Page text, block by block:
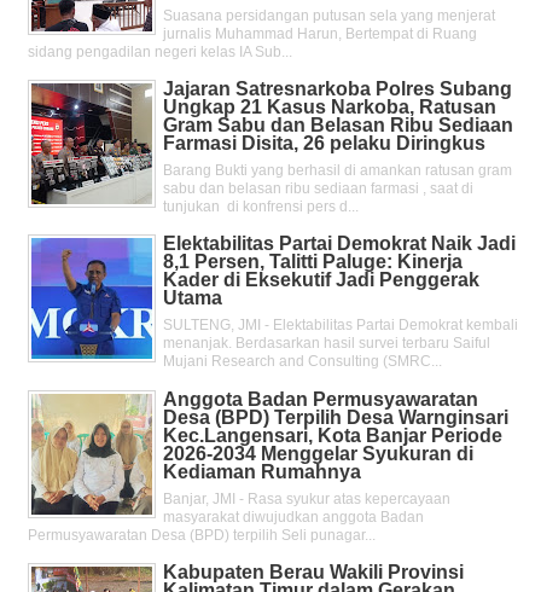
Suasana persidangan putusan sela yang menjerat
jurnalis Muhammad Harun, Bertempat di Ruang
sidang pengadilan negeri kelas IA Sub...
Jajaran Satresnarkoba Polres Subang
Ungkap 21 Kasus Narkoba, Ratusan
Gram Sabu dan Belasan Ribu Sediaan
Farmasi Disita, 26 pelaku Diringkus
Barang Bukti yang berhasil di amankan ratusan gram
sabu dan belasan ribu sediaan farmasi , saat di
tunjukan di konfrensi pers d...
Elektabilitas Partai Demokrat Naik Jadi
8,1 Persen, Talitti Paluge: Kinerja
Kader di Eksekutif Jadi Penggerak
Utama
SULTENG, JMI - Elektabilitas Partai Demokrat kembali
menanjak. Berdasarkan hasil survei terbaru Saiful
Mujani Research and Consulting (SMRC...
Anggota Badan Permusyawaratan
Desa (BPD) Terpilih Desa Warnginsari
Kec.Langensari, Kota Banjar Periode
2026-2034 Menggelar Syukuran di
Kediaman Rumahnya
Banjar, JMI - Rasa syukur atas kepercayaan
masyarakat diwujudkan anggota Badan
Permusyawaratan Desa (BPD) terpilih Seli punagar...
Kabupaten Berau Wakili Provinsi